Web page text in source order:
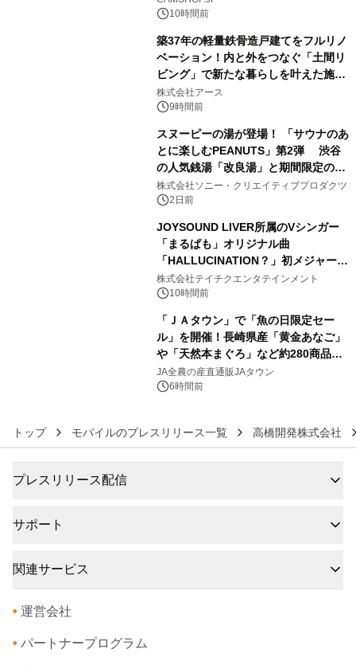
10時間前
築37年の軽量鉄骨造戸建てをフルリノ
ベーション！内と外をつなぐ「土間リ
ビング」で新たな暮らしを叶えた施工
事例を株式会社アースが公開
株式会社アース
9時間前
スヌーピーの湯が登場！ 「サウナのあ
とに楽しむPEANUTS」第2弾 渋谷
の人気銭湯「改良湯」と期間限定のコ
ラボレーション サウナイキタイコラ
ボグッズも発売決定！
株式会社ソニー・クリエイティブプロダクツ
2日前
JOYSOUND LIVER所属のVシンガー
「まるぱも」オリジナル曲
「HALLUCINATION？」初メジャー配
信リリース決定！
株式会社テイチクエンタテインメント
10時間前
「ＪＡタウン」で「魚の日限定セー
ル」を開催！長崎県産「黄金あなご」
や「天然本まぐろ」など約280商品を
販売！～毎月１０日の定例企画～
JA全農の産直通販JAタウン
6時間前
トップ モバイルのプレスリリース一覧 高橋開発株式会社
プレスリリース配信
サポート
関連サービス
• 運営会社
• パートナープログラム